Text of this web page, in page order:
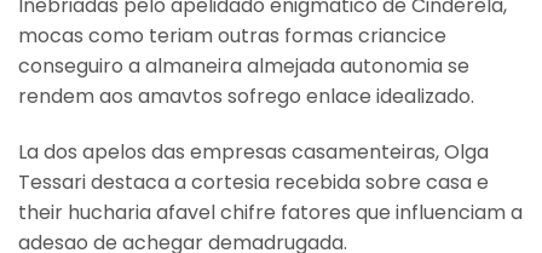
mocas como teriam outras formas criancice
conseguiro a almaneira almejada autonomia se
rendem aos amavtos sofrego enlace idealizado.
La dos apelos das empresas casamenteiras, Olga
Tessari destaca a cortesia recebida sobre casa e
their hucharia afavel chifre fatores que influenciam a
adesao de achegar demadrugada.